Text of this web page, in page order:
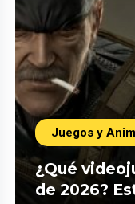
Juegos y
¿Qué
de 2026?